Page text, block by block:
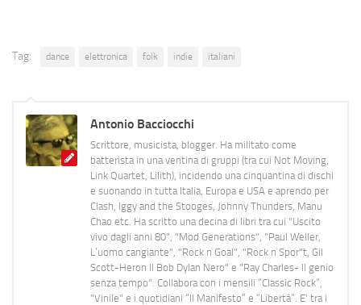
Tag: dance elettronica folk indie italiani
Antonio Bacciocchi
Scrittore, musicista, blogger. Ha militato come
batterista in una ventina di gruppi (tra cui Not Moving,
Link Quartet, Lilith), incidendo una cinquantina di dischi
e suonando in tutta Italia, Europa e USA e aprendo per
Clash, Iggy and the Stooges, Johnny Thunders, Manu
Chao etc. Ha scritto una decina di libri tra cui "Uscito
vivo dagli anni 80", "Mod Generations", "Paul Weller,
L’uomo cangiante", "Rock n Goal", "Rock n Spor"t, Gil
Scott-Heron Il Bob Dylan Nero" e "Ray Charles- Il genio
senza tempo". Collabora con i mensili “Classic Rock”,
"Vinile" e i quotidiani “Il Manifesto” e “Libertà”. E' tra i